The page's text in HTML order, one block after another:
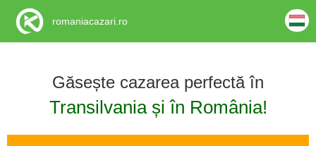
Găsește cazarea perfectă în
Transilvania și în România!
romaniacazari.ro